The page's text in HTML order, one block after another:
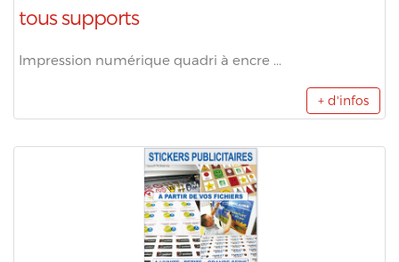
tous supports
Impression numérique quadri à encre ...
+ d'infos